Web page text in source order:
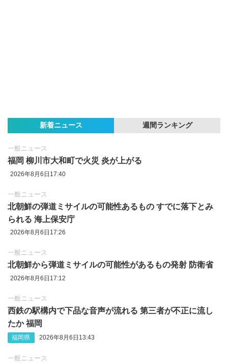
新着ニュース 週間ランキング
一般ニュース
福岡 柳川市大和町で火災 炎が上がる
2026年8月6日17:40
一般ニュース
北朝鮮の弾道ミサイルの可能性あるもの すでに落下とみ
られる 海上保安庁
2026年8月6日17:26
一般ニュース
北朝鮮から弾道ミサイルの可能性があるもの発射 防衛省
2026年8月6日17:12
一般ニュース
西鉄の駅構内で下品な音声が流れる 第三者が不正に流し
たか 福岡
福岡県 2026年8月6日13:43
一般ニュース